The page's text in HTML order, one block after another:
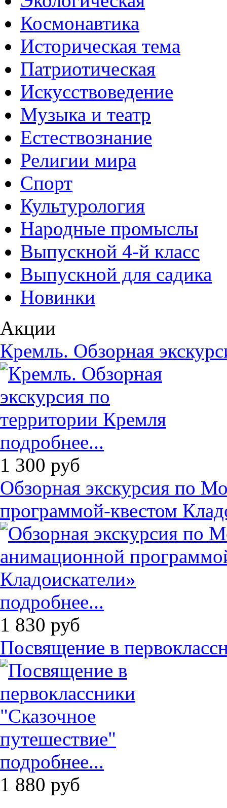
Космонавтика
Историческая тема
Патриотическая
Искусствоведение
Музыка и театр
Естествознание
Религии мира
Спорт
Культурология
Народные промыслы
Выпускной 4-й класс
Выпускной для садика
Новинки
Акции
Кремль. Обзорная
подробнее...
1 300 руб
Обзорная экскурсия по
программой-квестом
подробнее...
1 830 руб
Посвящение в
подробнее...
1 880 руб